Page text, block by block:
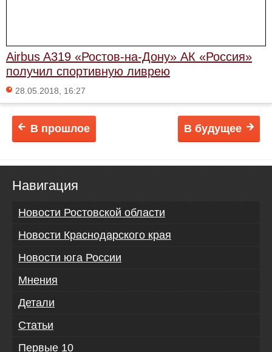
Airbus A319 «Ростов-на-Дону» АК «Россия»
получил спортивную ливрею
28.05.2018, 16:27
В будущее
В прошлое
Навигация
Новости Ростовской области
Новости Краснодарского края
Новости юга России
Мнения
Детали
Статьи
Первые 10